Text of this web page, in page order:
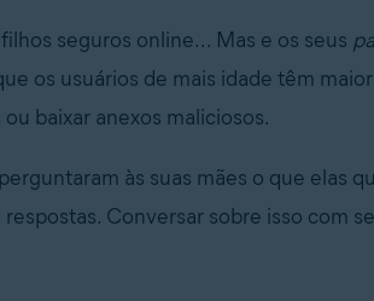
seguros online... Mas e os seus
os usuários de mais idade têm
baixar anexos maliciosos.
às suas mães o que elas
Conversar sobre isso com